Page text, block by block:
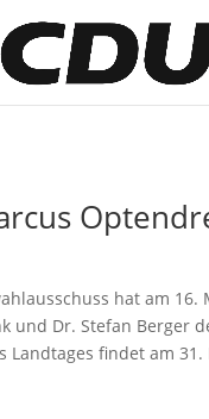
hat am
und Dr. Stefan Berger
Landtages findet am